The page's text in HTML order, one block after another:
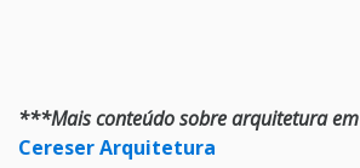
***Mais conteúdo sobre arquitetura em
Cereser Arquitetura